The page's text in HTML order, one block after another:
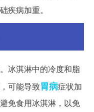
疾病加重。
冰淇淋中的冷度和脂
可能导致胃病症状加
免食用冰淇淋，以免